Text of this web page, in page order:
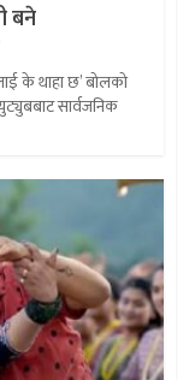
बने
के थाहा छ’ बोलको
सार्वजनिक